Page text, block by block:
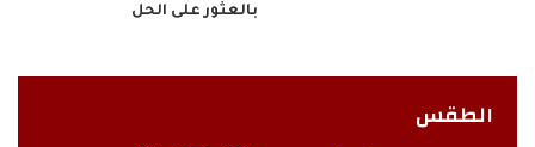
بالعثور على الحل
الطقس